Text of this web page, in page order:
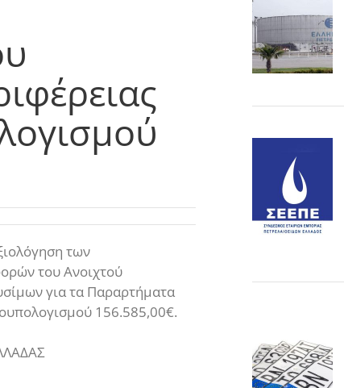
των
του Ανοιχτού
για τα Παραρτήματα
156.585,00€.